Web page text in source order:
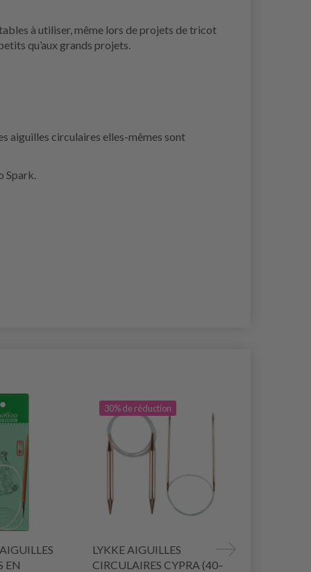
à utiliser, même lors de projets de tricot
qu’aux grands projets.
aiguilles circulaires elles-mêmes sont
Spark.
EN
30% de réduction
LYKKE AIGUILLES
CIRCULAIRES CYPRA (40–